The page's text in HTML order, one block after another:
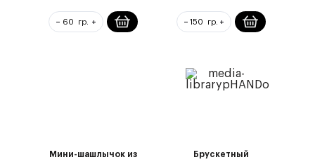
Мини-шашлычок из
Брускетный